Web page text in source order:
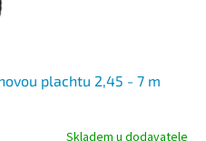
plachtu 2,45 - 7 m